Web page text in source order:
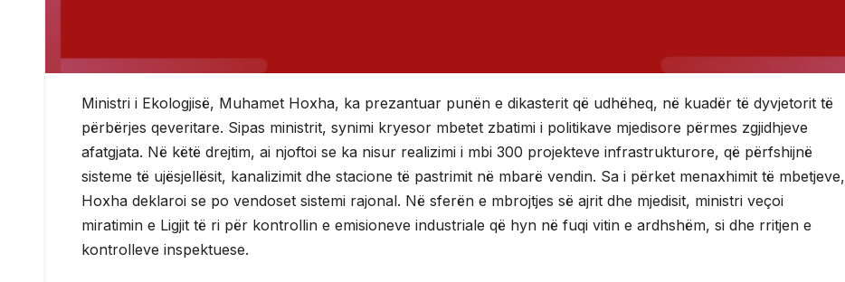
Ministri i Ekologjisë, Muhamet Hoxha, ka prezantuar punën e dikasterit që udhëheq, në kuadër të dyvjetorit të
përbërjes qeveritare. Sipas ministrit, synimi kryesor mbetet zbatimi i politikave mjedisore përmes zgjidhjeve
afatgjata. Në këtë drejtim, ai njoftoi se ka nisur realizimi i mbi 300 projekteve infrastrukturore, që përfshijnë
sisteme të ujësjellësit, kanalizimit dhe stacione të pastrimit në mbarë vendin. Sa i përket menaxhimit të mbetjeve,
Hoxha deklaroi se po vendoset sistemi rajonal. Në sferën e mbrojtjes së ajrit dhe mjedisit, ministri veçoi
miratimin e Ligjit të ri për kontrollin e emisioneve industriale që hyn në fuqi vitin e ardhshëm, si dhe rritjen e
kontrolleve inspektuese.